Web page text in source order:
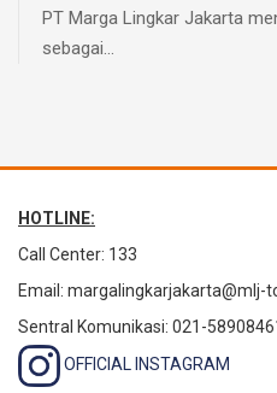
PT Marga Lingkar Jakarta
sebagai...
HOTLINE:
Call Center: 133
Email: margalingkarjakarta@mlj-
Sentral Komunikasi: 021-
OFFICIAL INSTAGRAM